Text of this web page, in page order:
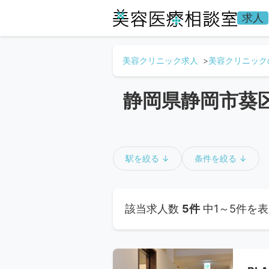
求人
美容クリニック求人 美容クリニッ
静岡県静岡市葵
駅を絞る ↓ 条件を絞る ↓
該当求人数 5件中1～5件を